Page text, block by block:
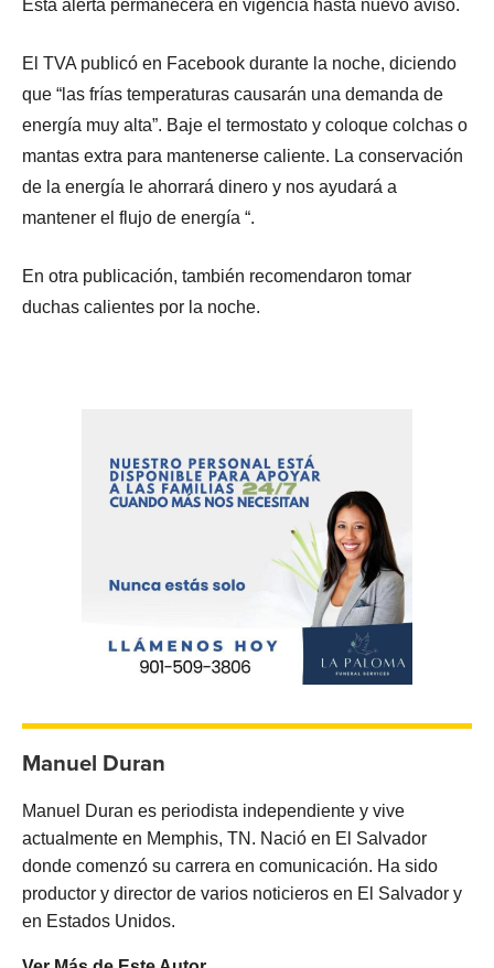
Esta alerta permanecerá en vigencia hasta nuevo aviso.
El TVA publicó en Facebook durante la noche, diciendo
que “las frías temperaturas causarán una demanda de
energía muy alta”. Baje el termostato y coloque colchas o
mantas extra para mantenerse caliente. La conservación
de la energía le ahorrará dinero y nos ayudará a
mantener el flujo de energía “.
En otra publicación, también recomendaron tomar
duchas calientes por la noche.
Manuel Duran
Manuel Duran es periodista independiente y vive
actualmente en Memphis, TN. Nació en El Salvador
donde comenzó su carrera en comunicación. Ha sido
productor y director de varios noticieros en El Salvador y
en Estados Unidos.